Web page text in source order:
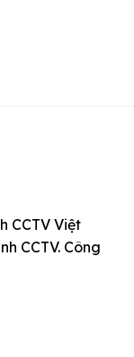
CCTV Việt
CCTV. Công